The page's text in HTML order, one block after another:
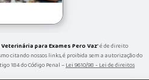
para Exames Pero Vaz" é de direito
citando nossos links, é proibida sem a autorização do
184 do Código Penal –Lei 9610/98 - Lei de direitos